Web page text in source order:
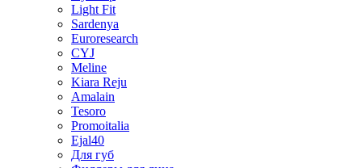
Light Fit
Sardenya
Euroresearch
CYJ
Meline
Kiara Reju
Amalain
Tesoro
Promoitalia
Ejal40
Для губ